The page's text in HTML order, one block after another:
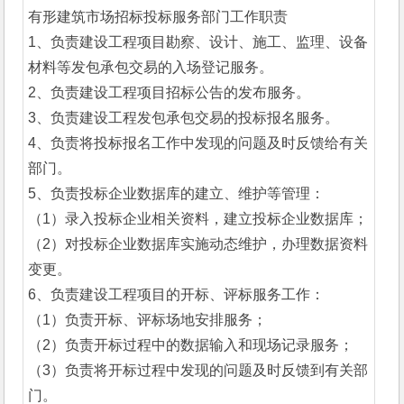
有形建筑市场招标投标服务部门工作职责
1、负责建设工程项目勘察、设计、施工、监理、设备
材料等发包承包交易的入场登记服务。
2、负责建设工程项目招标公告的发布服务。
3、负责建设工程发包承包交易的投标报名服务。
4、负责将投标报名工作中发现的问题及时反馈给有关
部门。
5、负责投标企业数据库的建立、维护等管理：
（1）录入投标企业相关资料，建立投标企业数据库；
（2）对投标企业数据库实施动态维护，办理数据资料
变更。
6、负责建设工程项目的开标、评标服务工作：
（1）负责开标、评标场地安排服务；
（2）负责开标过程中的数据输入和现场记录服务；
（3）负责将开标过程中发现的问题及时反馈到有关部
门。